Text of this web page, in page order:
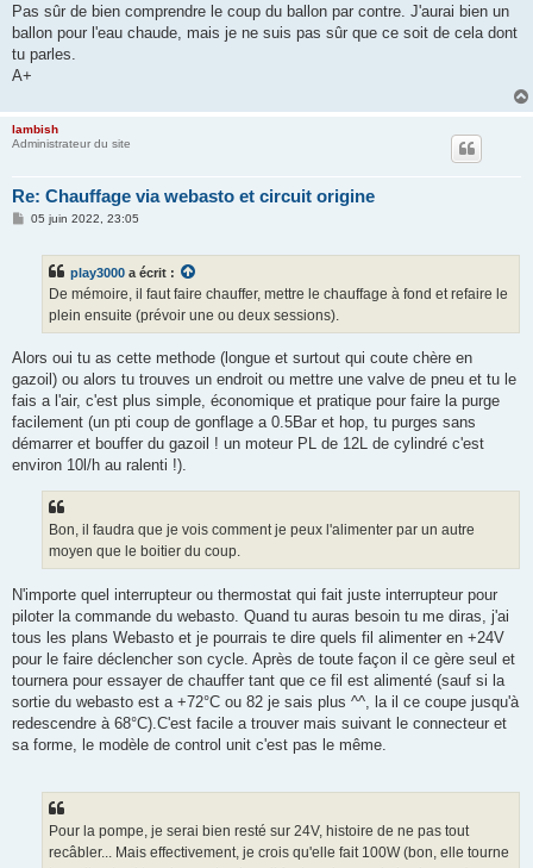
Pas sûr de bien comprendre le coup du ballon par contre. J'aurai bien un
ballon pour l'eau chaude, mais je ne suis pas sûr que ce soit de cela dont
tu parles.
A+
lambish
Administrateur du site
Re: Chauffage via webasto et circuit origine
M05 juin 2022, 23:05
play3000 a écrit :
De mémoire, il faut faire chauffer, mettre le chauffage à fond et refaire le
plein ensuite (prévoir une ou deux sessions).
Alors oui tu as cette methode (longue et surtout qui coute chère en
gazoil) ou alors tu trouves un endroit ou mettre une valve de pneu et tu le
fais a l'air, c'est plus simple, économique et pratique pour faire la purge
facilement (un pti coup de gonflage a 0.5Bar et hop, tu purges sans
démarrer et bouffer du gazoil ! un moteur PL de 12L de cylindré c'est
environ 10l/h au ralenti !).
Bon, il faudra que je vois comment je peux l'alimenter par un autre
moyen que le boitier du coup.
N'importe quel interrupteur ou thermostat qui fait juste interrupteur pour
piloter la commande du webasto. Quand tu auras besoin tu me diras, j'ai
tous les plans Webasto et je pourrais te dire quels fil alimenter en +24V
pour le faire déclencher son cycle. Après de toute façon il ce gère seul et
tournera pour essayer de chauffer tant que ce fil est alimenté (sauf si la
sortie du webasto est a +72°C ou 82 je sais plus ^^, la il ce coupe jusqu'à
redescendre à 68°C).C'est facile a trouver mais suivant le connecteur et
sa forme, le modèle de control unit c'est pas le même.
Pour la pompe, je serai bien resté sur 24V, histoire de ne pas tout
recâbler... Mais effectivement, je crois qu'elle fait 100W (bon, elle tourne